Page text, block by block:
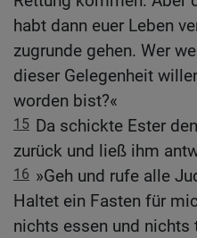
habt dann euer Leben
zugrunde gehen. Wer
dieser Gelegenheit
worden bist?«
15 Da schickte Ester
zurück und ließ ihm
16 »Geh und rufe alle
Haltet ein Fasten für
nichts essen und nichts